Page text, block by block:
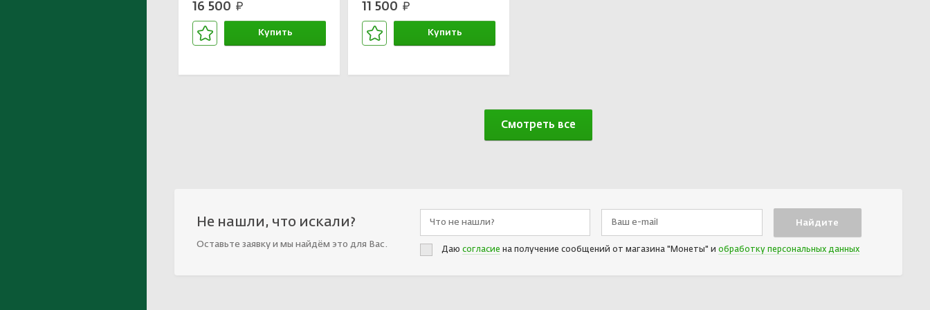
16 500 руб.
Купить
11 500 руб.
Купить
Смотреть все
Не нашли, что искали?
Оставьте заявку и мы найдём это для Вас.
Даю согласие на получение сообщений от магазина "Монеты" и обработку персональных данных